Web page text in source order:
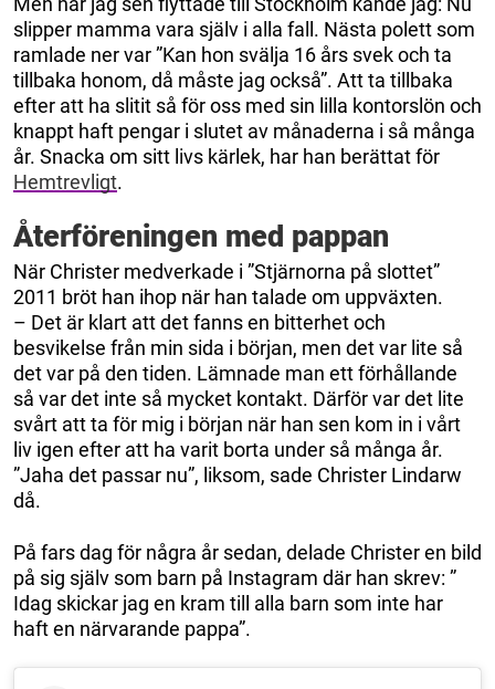
slipper mamma vara själv i alla fall. Nästa polett som
ramlade ner var ”Kan hon svälja 16 års svek och ta
tillbaka honom, då måste jag också”. Att ta tillbaka
efter att ha slitit så för oss med sin lilla kontorslön och
knappt haft pengar i slutet av månaderna i så många
år. Snacka om sitt livs kärlek, har han berättat för
Hemtrevligt.
Återföreningen med pappan
När Christer medverkade i ”Stjärnorna på slottet”
2011 bröt han ihop när han talade om uppväxten.
– Det är klart att det fanns en bitterhet och
besvikelse från min sida i början, men det var lite så
det var på den tiden. Lämnade man ett förhållande
så var det inte så mycket kontakt. Därför var det lite
svårt att ta för mig i början när han sen kom in i vårt
liv igen efter att ha varit borta under så många år.
”Jaha det passar nu”, liksom, sade Christer Lindarw
då.
På fars dag för några år sedan, delade Christer en bild
på sig själv som barn på Instagram där han skrev: ”
Idag skickar jag en kram till alla barn som inte har
haft en närvarande pappa”.